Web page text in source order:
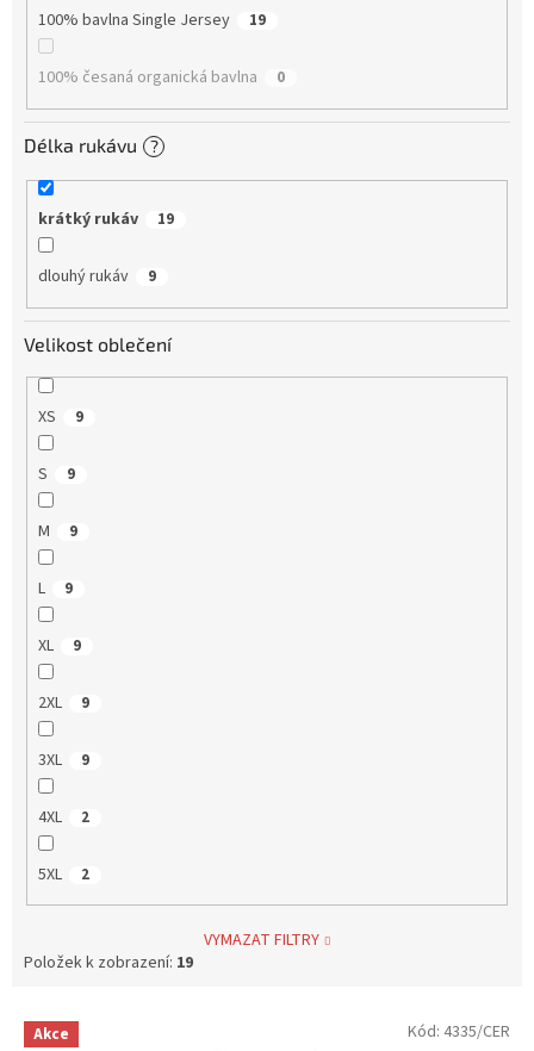
100% bavlna Single Jersey 19
100% česaná organická bavlna 0
Délka rukávu ?
krátký rukáv 19
dlouhý rukáv 9
Velikost oblečení
XS 9
S 9
M 9
L 9
XL 9
2XL 9
3XL 9
4XL 2
5XL 2
VYMAZAT FILTRY
Položek k zobrazení: 19
V Akce
Kód: 4335/CER